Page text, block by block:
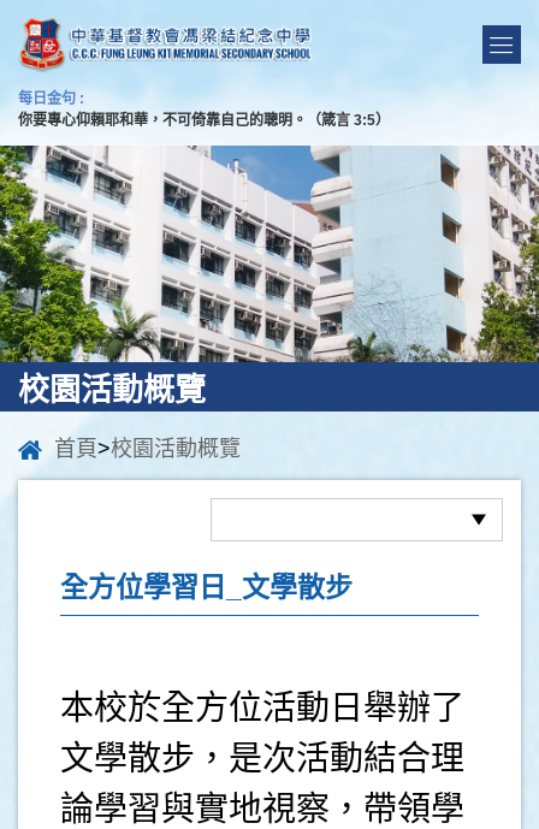
每日金句 :
你要專心仰賴耶和華，不可倚靠自己的聰明。（箴言 3:5）
校園活動概覽
首頁>校園活動概覽
全方位學習日_文學散步
本校於全方位活動日舉辦了
文學散步，是次活動結合理
論學習與實地視察，帶領學